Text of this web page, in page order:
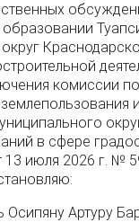
комиссии
в сфере
13 июля 2026 г. №
Осипяну Артуру